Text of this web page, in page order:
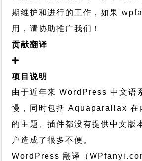
期维护和进行的工作，如果
用，请协助推广我们！
贡献翻译
项目说明
由于近年来 WordPress 中文语
慢，同时包括 Aquaparallax 在
的主题、插件都没有提供中文版
户造成了很多不便。
WordPress 翻译（